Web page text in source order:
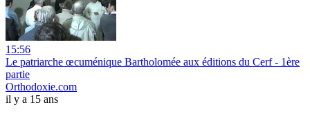
15:56
Le patriarche œcuménique Bartholomée aux éditions du Cerf - 1ère
partie
Orthodoxie.com
il y a 15 ans